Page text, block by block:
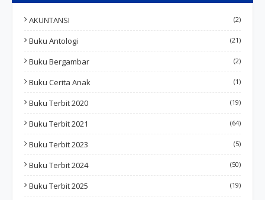
AKUNTANSI (2)
Buku Antologi (21)
Buku Bergambar (2)
Buku Cerita Anak (1)
Buku Terbit 2020 (19)
Buku Terbit 2021 (64)
Buku Terbit 2023 (5)
Buku Terbit 2024 (50)
Buku Terbit 2025 (19)